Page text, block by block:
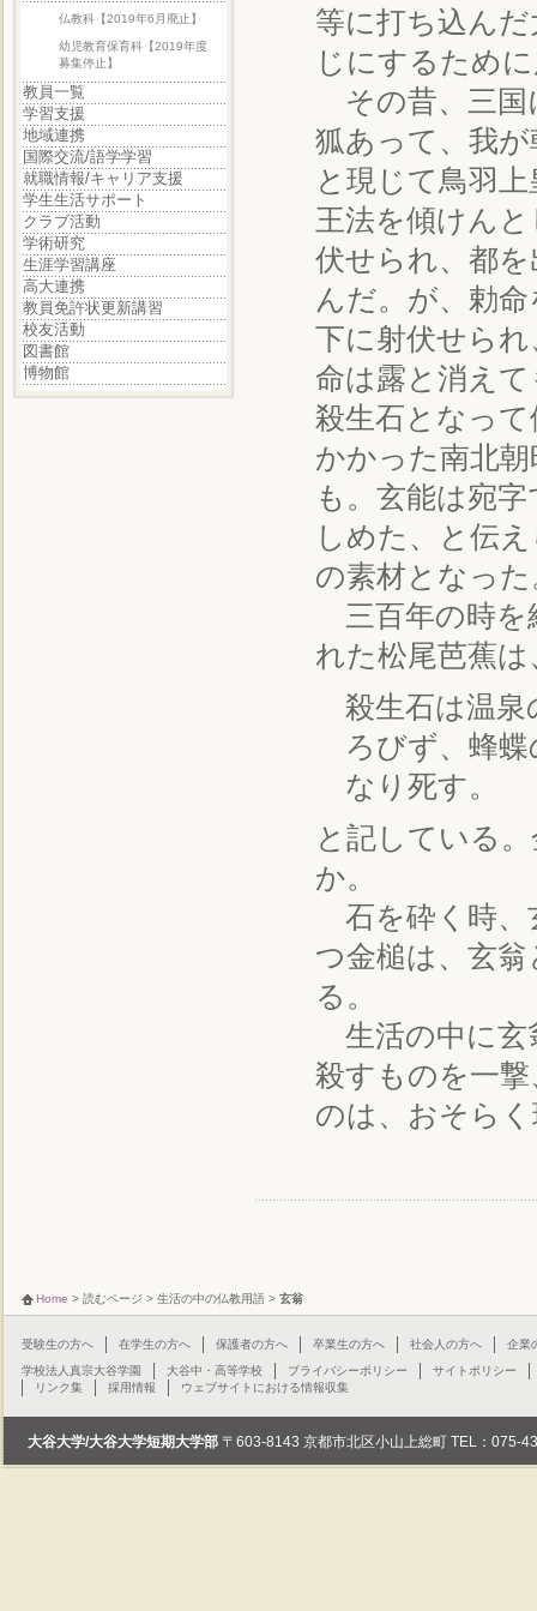
仏教科【2019年6月廃止】
幼児教育保育科【2019年度
募集停止】
教員一覧
学習支援
地域連携
国際交流/語学学習
就職情報/キャリア支援
学生生活サポート
クラブ活動
学術研究
生涯学習講座
高大連携
教員免許状更新講習
校友活動
図書館
博物館
等に打ち込ん
じにするため
その昔、三国
狐あって、我
と現じて鳥羽
王法を傾けん
伏せられ、都
んだ。が、勅
下に射伏せら
命は露と消え
殺生石となっ
かかった南北
も。玄能は宛
しめた、と伝
の素材となった
三百年の時を
れた松尾芭蕉
殺生石は温
ろびず、蜂
なり死す。
と記している
か。
石を砕く時、
つ金槌は、玄
る。
生活の中に玄
殺すものを一
のは、おそら
Home > 読むページ > 生活の中の仏教用語 > 玄翁
受験生の方へ 在学生の方へ 保護者の方へ 卒業生の方へ 社会人の方へ
企業
学校法人真宗大谷学園
大谷中・高等学校 プライバシーポリシー
サイトポリシー
リンク集
採用情報 ウェブサイトにおける情報収集
大谷大学/大谷大学短期大学部 〒603-8143 京都市北区小山上総町 TEL：075-